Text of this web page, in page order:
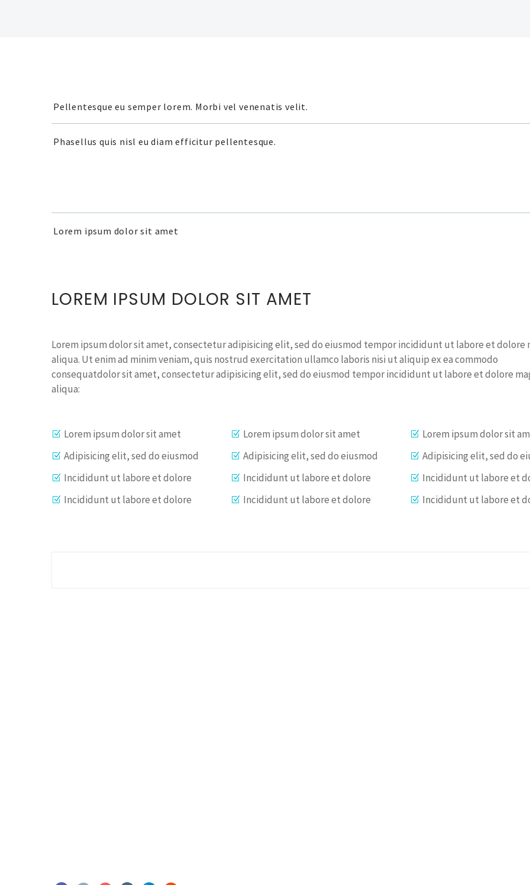
Pellentesque eu semper lorem. Morbi vel venenatis velit.
Phasellus quis nisl eu diam efficitur pellentesque.
Lorem ipsum dolor sit amet
LOREM IPSUM DOLOR SIT AMET
Lorem ipsum dolor sit amet, consectetur adipisicing elit, sed do eiusmod tempor incididunt ut labore et dolore
aliqua. Ut enim ad minim veniam, quis nostrud exercitation ullamco laboris nisi ut aliquip ex ea commodo
consequatdolor sit amet, consectetur adipisicing elit, sed do eiusmod tempor incididunt ut labore et dolore
aliqua:
Lorem ipsum dolor sit amet
Adipisicing elit, sed do eiusmod
Incididunt ut labore et dolore
Incididunt ut labore et dolore
Lorem ipsum dolor sit amet
Adipisicing elit, sed do eiusmod
Incididunt ut labore et dolore
Incididunt ut labore et dolore
Lorem ipsum dolor sit
Adipisicing elit, sed do
Incididunt ut labore et
Incididunt ut labore et